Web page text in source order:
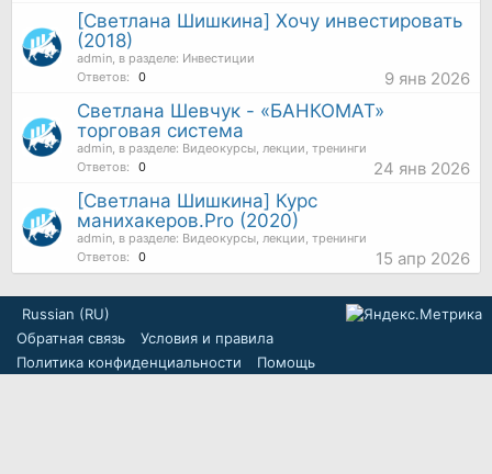
[Светлана Шишкина] Хочу инвестировать
(2018)
admin , в разделе: Инвестиции
Ответов:
0 9 янв 2026
Светлана Шевчук - «БАНКОМАТ»
торговая система
admin , в разделе: Видеокурсы, лекции, тренинги
Ответов:
0 24 янв 2026
[Светлана Шишкина] Курс
манихакеров.Pro (2020)
admin , в разделе: Видеокурсы, лекции, тренинги
Ответов:
0 15 апр 2026
Russian (RU)
Обратная связь
Условия и правила
Политика конфиденциальности
Помощь